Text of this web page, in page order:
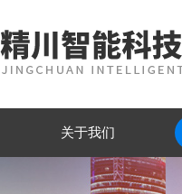
关于我们